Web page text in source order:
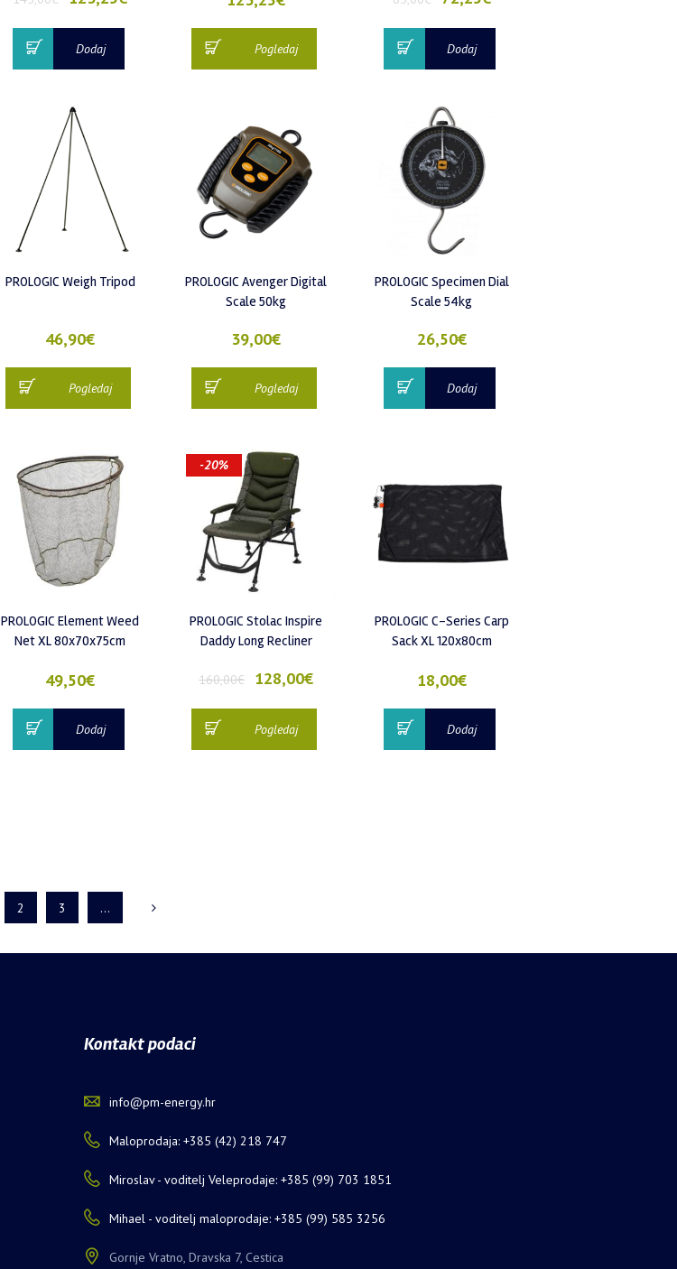
Dodaj Pogledaj Dodaj
PROLOGIC Weigh Tripod
46,90€
Pogledaj
PROLOGIC Avenger Digital
Scale 50kg
39,00€
Pogledaj
PROLOGIC Specimen Dial
Scale 54kg
26,50€
Dodaj
PROLOGIC Element Weed
Net XL 80x70x75cm
49,50€
Dodaj
-20%
PROLOGIC Stolac Inspire
Daddy Long Recliner
160,00€ 128,00€
Pogledaj
PROLOGIC C-Series Carp
Sack XL 120x80cm
18,00€
Dodaj
2 3 …
Kontakt podaci
info@pm-energy.hr
Maloprodaja: +385 (42) 218 747
Miroslav - voditelj Veleprodaje: +385 (99) 703 1851
Mihael - voditelj maloprodaje: +385 (99) 585 3256
Gornje Vratno, Dravska 7, Cestica